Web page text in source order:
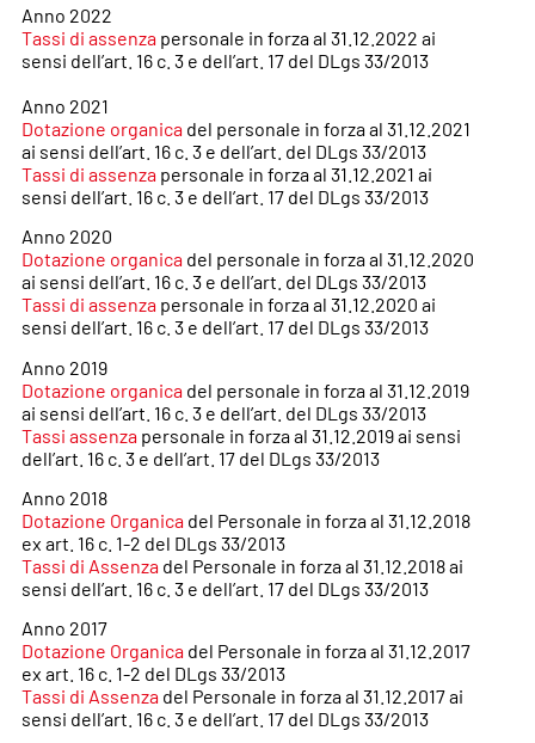
Anno 2022
Tassi di assenzapersonale in forza al 31.12.2022 ai
sensi dell’art. 16 c. 3 e dell’art. 17 del DLgs 33/2013
Anno 2021
Dotazione organicadel personale in forza al 31.12.2021
ai sensi dell’art. 16 c. 3 e dell’art. del DLgs 33/2013
Tassi di assenzapersonale in forza al 31.12.2021 ai
sensi dell’art. 16 c. 3 e dell’art. 17 del DLgs 33/2013
Anno 2020
Dotazione organicadel personale in forza al 31.12.2020
ai sensi dell’art. 16 c. 3 e dell’art. del DLgs 33/2013
Tassi di assenzapersonale in forza al 31.12.2020 ai
sensi dell’art. 16 c. 3 e dell’art. 17 del DLgs 33/2013
Anno 2019
Dotazione organicadel personale in forza al 31.12.2019
ai sensi dell’art. 16 c. 3 e dell’art. del DLgs 33/2013
Tassi assenzapersonale in forza al 31.12.2019 ai sensi
dell’art. 16 c. 3 e dell’art. 17 del DLgs 33/2013
Anno 2018
Dotazione Organicadel Personale in forza al 31.12.2018
ex art. 16 c. 1-2 del DLgs 33/2013
Tassi di Assenzadel Personale in forza al 31.12.2018 ai
sensi dell’art. 16 c. 3 e dell’art. 17 del DLgs 33/2013
Anno 2017
Dotazione Organicadel Personale in forza al 31.12.2017
ex art. 16 c. 1-2 del DLgs 33/2013
Tassi di Assenzadel Personale in forza al 31.12.2017 ai
sensi dell’art. 16 c. 3 e dell’art. 17 del DLgs 33/2013